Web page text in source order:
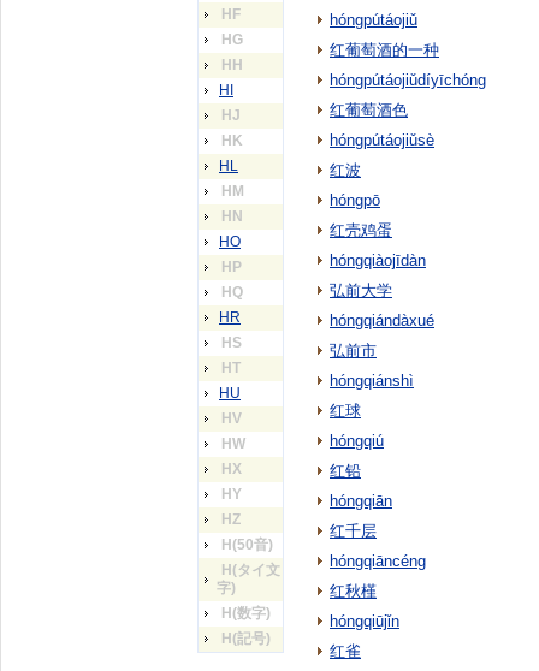
HF
HG
HH
HI
HJ
HK
HL
HM
HN
HO
HP
HQ
HR
HS
HT
HU
HV
HW
HX
HY
HZ
H(50音)
H(タイ文
字)
H(数字)
H(記号)
hóngpútáojiǔ
红葡萄酒的一种
hóngpútáojiǔdíyīchóng
红葡萄酒色
hóngpútáojiǔsè
红波
hóngpō
红壳鸡蛋
hóngqiàojīdàn
弘前大学
hóngqiándàxué
弘前市
hóngqiánshì
红球
hóngqiú
红铅
hóngqiān
红千层
hóngqiāncéng
红秋槿
hóngqiūjǐn
红雀